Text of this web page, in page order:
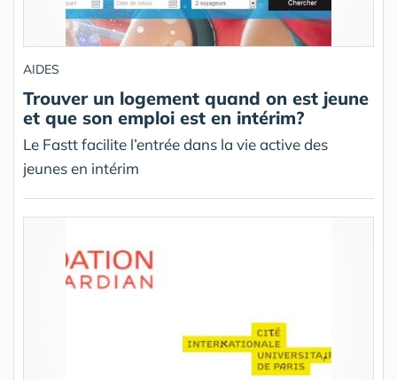
AIDES
Trouver un logement quand on est jeune
et que son emploi est en intérim?
Le Fastt facilite l’entrée dans la vie active des
jeunes en intérim